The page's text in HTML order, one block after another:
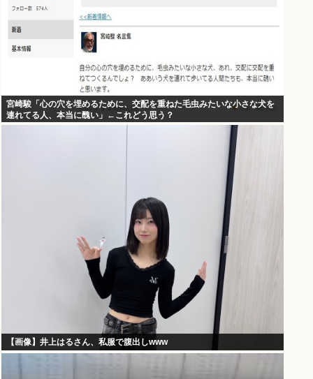
宮崎駿「心の穴を埋めるために、交配を重ねた毛虫みたいな小さな犬を
連れてる人、本当に醜い」←これどう思う？
【画像】井上はるさん、私服で腹出しwww